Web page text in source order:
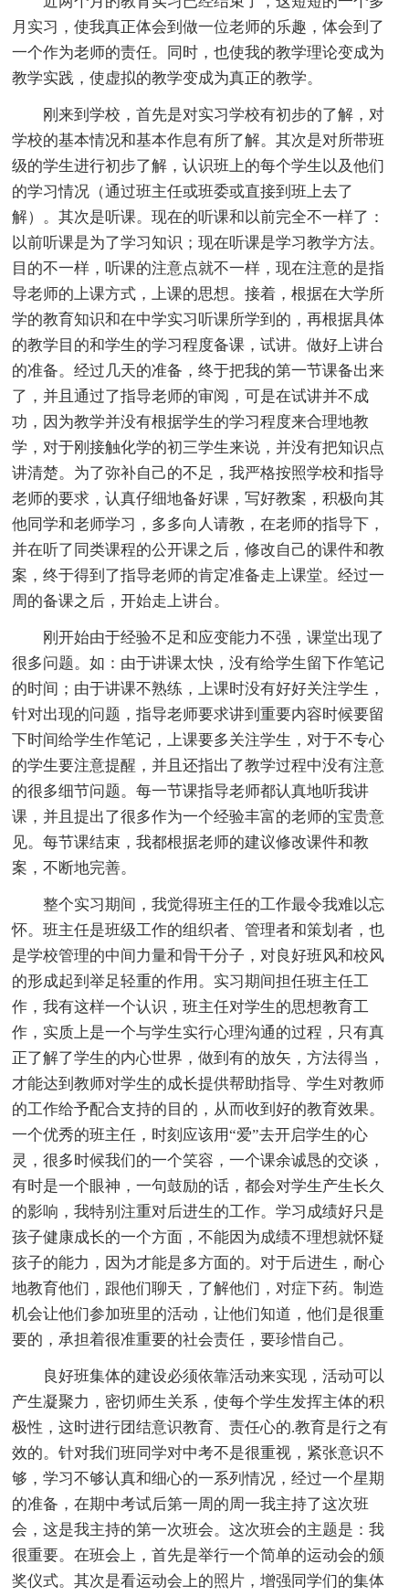
月实习，使我真正体会到做一位老师的乐趣，体会到了
一个作为老师的责任。同时，也使我的教学理论变成为
教学实践，使虚拟的教学变成为真正的教学。
刚来到学校，首先是对实习学校有初步的了解，对
学校的基本情况和基本作息有所了解。其次是对所带班
级的学生进行初步了解，认识班上的每个学生以及他们
的学习情况（通过班主任或班委或直接到班上去了
解）。其次是听课。现在的听课和以前完全不一样了：
以前听课是为了学习知识；现在听课是学习教学方法。
目的不一样，听课的注意点就不一样，现在注意的是指
导老师的上课方式，上课的思想。接着，根据在大学所
学的教育知识和在中学实习听课所学到的，再根据具体
的教学目的和学生的学习程度备课，试讲。做好上讲台
的准备。经过几天的准备，终于把我的第一节课备出来
了，并且通过了指导老师的审阅，可是在试讲并不成
功，因为教学并没有根据学生的学习程度来合理地教
学，对于刚接触化学的初三学生来说，并没有把知识点
讲清楚。为了弥补自己的不足，我严格按照学校和指导
老师的要求，认真仔细地备好课，写好教案，积极向其
他同学和老师学习，多多向人请教，在老师的指导下，
并在听了同类课程的公开课之后，修改自己的课件和教
案，终于得到了指导老师的肯定准备走上课堂。经过一
周的备课之后，开始走上讲台。
刚开始由于经验不足和应变能力不强，课堂出现了
很多问题。如：由于讲课太快，没有给学生留下作笔记
的时间；由于讲课不熟练，上课时没有好好关注学生，
针对出现的问题，指导老师要求讲到重要内容时候要留
下时间给学生作笔记，上课要多关注学生，对于不专心
的学生要注意提醒，并且还指出了教学过程中没有注意
的很多细节问题。每一节课指导老师都认真地听我讲
课，并且提出了很多作为一个经验丰富的老师的宝贵意
见。每节课结束，我都根据老师的建议修改课件和教
案，不断地完善。
整个实习期间，我觉得班主任的工作最令我难以忘
怀。班主任是班级工作的组织者、管理者和策划者，也
是学校管理的中间力量和骨干分子，对良好班风和校风
的形成起到举足轻重的作用。实习期间担任班主任工
作，我有这样一个认识，班主任对学生的思想教育工
作，实质上是一个与学生实行心理沟通的过程，只有真
正了解了学生的内心世界，做到有的放矢，方法得当，
才能达到教师对学生的成长提供帮助指导、学生对教师
的工作给予配合支持的目的，从而收到好的教育效果。
一个优秀的班主任，时刻应该用“爱”去开启学生的心
灵，很多时候我们的一个笑容，一个课余诚恳的交谈，
有时是一个眼神，一句鼓励的话，都会对学生产生长久
的影响，我特别注重对后进生的工作。学习成绩好只是
孩子健康成长的一个方面，不能因为成绩不理想就怀疑
孩子的能力，因为才能是多方面的。对于后进生，耐心
地教育他们，跟他们聊天，了解他们，对症下药。制造
机会让他们参加班里的活动，让他们知道，他们是很重
要的，承担着很准重要的社会责任，要珍惜自己。
良好班集体的建设必须依靠活动来实现，活动可以
产生凝聚力，密切师生关系，使每个学生发挥主体的积
极性，这时进行团结意识教育、责任心的.教育是行之有
效的。针对我们班同学对中考不是很重视，紧张意识不
够，学习不够认真和细心的一系列情况，经过一个星期
的准备，在期中考试后第一周的周一我主持了这次班
会，这是我主持的第一次班会。这次班会的主题是：我
很重要。在班会上，首先是举行一个简单的运动会的颁
奖仪式。其次是看运动会上的照片，增强同学们的集体